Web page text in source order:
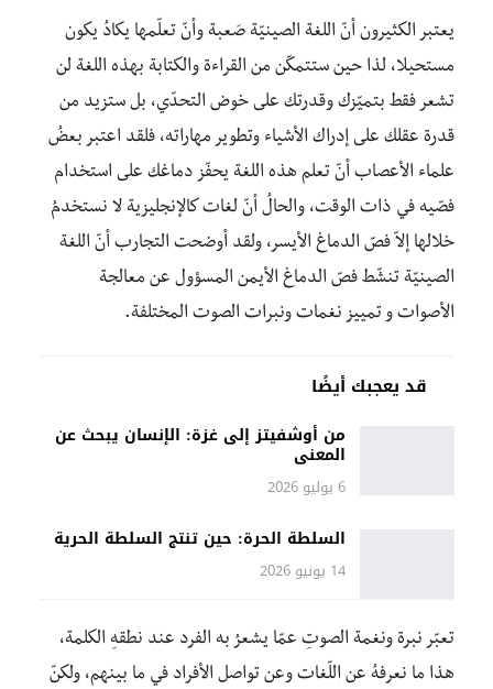
يعتبر الكثيرون أنّ اللغة الصينيّة صَعبة وأنّ تعلّمها يكادُ يكون
مستحيلا، لذا حين ستتمكّن من القراءة والكتابة بهذه اللغة لن
تشعر فقط بتميّزك وقدرتك على خوض التحدّي، بل ستزيد من
قدرة عقلك على إدراك الأشياء وتطوير مهاراته، فلقد اعتبر بعضُ
علماء الأعصاب أنّ تعلم هذه اللغة يحفّز دماغك على استخدام
فصّيه في ذات الوقت، والحالُ أنّ لغات كالإنجليزية لا نستخدمُ
خلالها إلاّ فصّ الدماغ الأيسر، ولقد أوضحت التجارب أنّ اللغة
الصينيّة تنشّط فصّ الدماغ الأيمن المسؤول عن معالجة
الأصوات و تمييز نغمات ونبرات الصوت المختلفة.
قد يعجبك أيضًا
من أوشفيتز إلى غزة: الإنسان يبحث عن
المعنى
6 يوليو 2026
السلطة الحرة: حين تنتج السلطة الحرية
14 يونيو 2026
تعبّر نبرة ونغمة الصوتِ عمّا يشعرُ به الفرد عند نطقهِ الكلمة،
هذا ما نعرفهُ عن اللّغات وعن تواصل الأفراد في ما بينهم، ولكنّ